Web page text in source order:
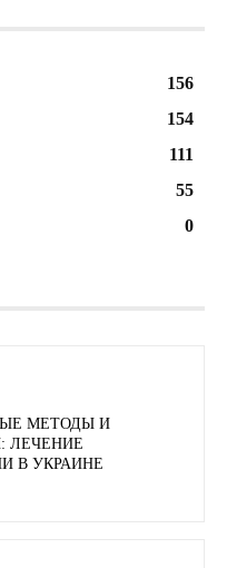
156
154
111
55
0
МЕТОДЫ И
ЛЕЧЕНИЕ
В УКРАИНЕ